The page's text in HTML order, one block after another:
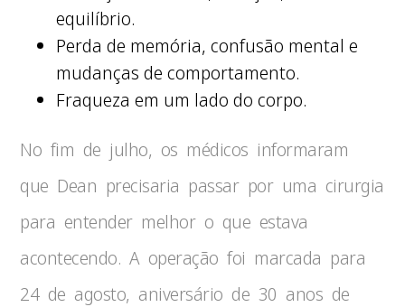
equilíbrio.
Perda de memória, confusão mental e
mudanças de comportamento.
Fraqueza em um lado do corpo.
No fim de julho, os médicos informaram
que Dean precisaria passar por uma cirurgia
para entender melhor o que estava
acontecendo. A operação foi marcada para
24 de agosto, aniversário de 30 anos de